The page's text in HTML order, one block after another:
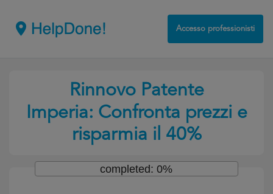
Accesso professionisti
Rinnovo Patente
Imperia: Confronta prezzi e
risparmia il 40%
completed: 0%